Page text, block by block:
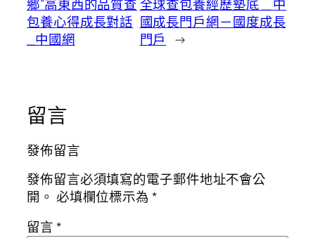
鄉”高東西的品質查
包養心得成長對話
_中國網
全球查包養經歷墊底 _ 中
國成長門戶網－國度成長
門戶
→
留言
發佈留言
發佈留言必須填寫的電子郵件地址不會公
開。 必填欄位標示為*
留言*